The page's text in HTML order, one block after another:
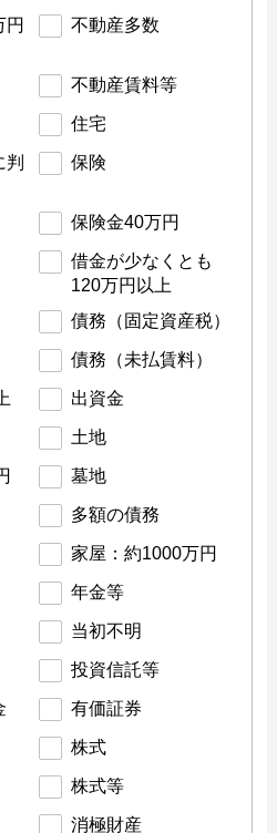
円
不動産多数
不動産賃料等
住宅
保険
保険金40万円
借金が少なくとも
120万円以上
債務（固定資産税）
債務（未払賃料）
出資金
土地
墓地
多額の債務
家屋：約1000万円
年金等
当初不明
投資信託等
有価証券
株式
株式等
消極財産